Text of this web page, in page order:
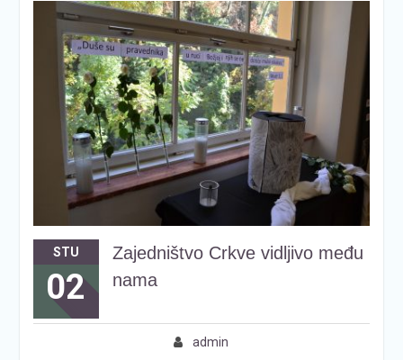
STU
02
Zajedništvo Crkve vidljivo među
nama
admin